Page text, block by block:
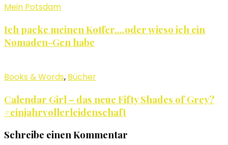
Mein Potsdam
Ich packe meinen Koffer….oder wieso ich ein
Nomaden-Gen habe
Books & Words, Bücher
Calendar Girl – das neue Fifty Shades of Grey?
#einjahrvollerleidenschaft
Schreibe einen Kommentar